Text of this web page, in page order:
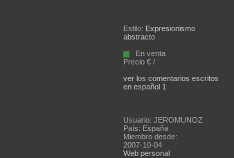
Estilo: Expresionismo
abstracto
En venta
Precio € /
ver los comentarios escritos
en español 1
Usuario: JEROMUNOZ
País: España
Miembro desde:
2007-10-04
Web personal